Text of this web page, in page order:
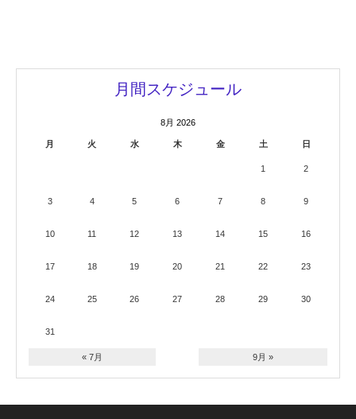
月間スケジュール
8月 2026
月 火 水 木 金 土 日
1 2
3 4 5 6 7 8 9
10 11 12 13 14 15 16
17 18 19 20 21 22 23
24 25 26 27 28 29 30
31
« 7月 9月 »